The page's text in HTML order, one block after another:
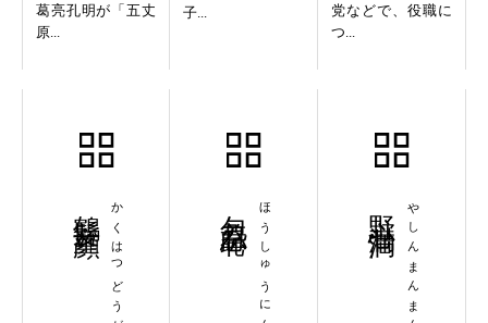
葛亮孔明が「五丈
原...
子...
党などで、役職に
つ...
かくはつどうがん ほうしゅうにんち やしんまんまん